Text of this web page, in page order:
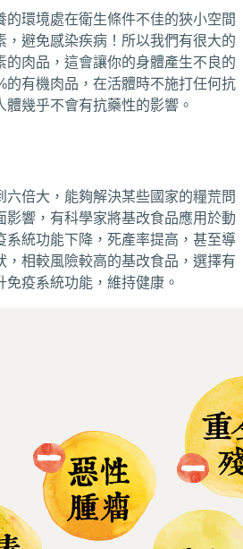
的環境處在衛生條件不佳的狹小空間
，避免感染疾病！所以我們有很大的
的肉品，這會讓你的身體產生不良的
的有機肉品，在活體時不施打任何抗
幾乎不會有抗藥性的影響。
六倍大，能夠解決某些國家的糧荒問
影響，有科學家將基改食品應用於動
系統功能下降，死產率提高，甚至導
，相較風險較高的基改食品，選擇有
疫系統功能，維持健康。